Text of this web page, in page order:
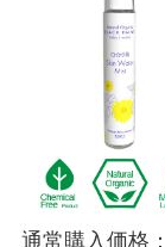
通常購入価格：